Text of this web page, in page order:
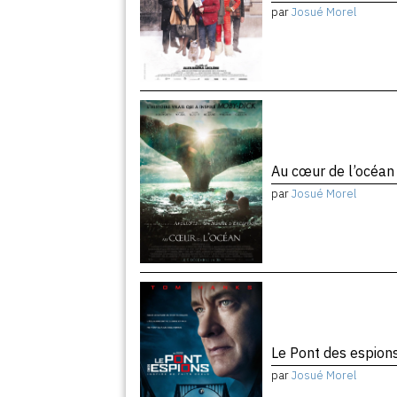
parJosué Morel
Au cœur de
parJosué Morel
Le Pont des
parJosué Morel